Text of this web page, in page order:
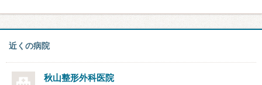
近くの病院
秋山整形外科医院